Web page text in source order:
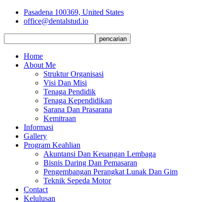
Pasadena 100369, United States
office@dentalstud.io
Home
About Me
Struktur Organisasi
Visi Dan Misi
Tenaga Pendidik
Tenaga Kependidikan
Sarana Dan Prasarana
Kemitraan
Informasi
Gallery
Program Keahlian
Akuntansi Dan Keuangan Lembaga
Bisnis Daring Dan Pemasaran
Pengembangan Perangkat Lunak Dan Gim
Teknik Sepeda Motor
Contact
Kelulusan